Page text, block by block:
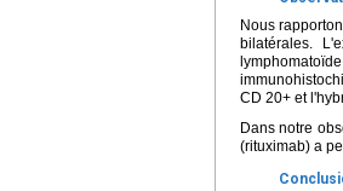
Nous
bilatérales.
CD 20+ et
Dans notre
(rituximab) a